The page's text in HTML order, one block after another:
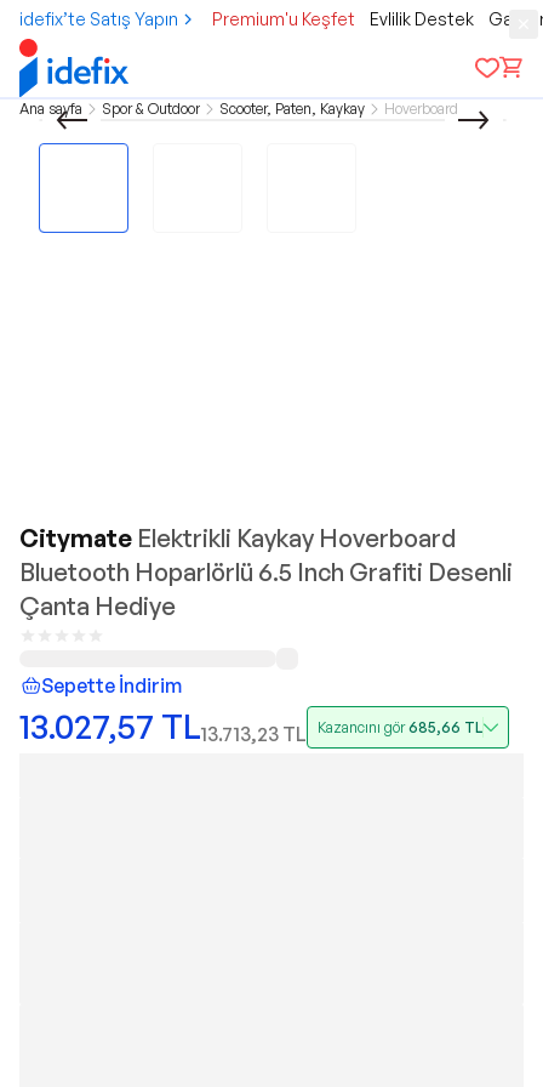
idefix’te Satış Yapın Premium'u Keşfet Evlilik Destek
Ana sayfa Spor & Outdoor Scooter, Paten, Kaykay Hoverboard
Citymate Elektrikli Kaykay Hoverboard
Bluetooth Hoparlörlü 6.5 Inch Grafiti Desenli
Çanta Hediye
Sepette İndirim
13.027,57 TL13.713,23 TL Kazancını gör685,66 TL